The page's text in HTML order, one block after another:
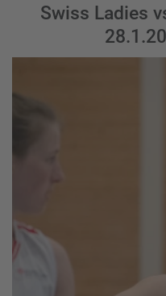
Swiss Ladies